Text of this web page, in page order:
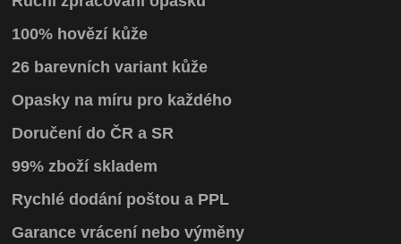
100% hovězí kůže
26 barevních variant kůže
Opasky na míru pro každého
Doručení do ČR a SR
99% zboží skladem
Rychlé dodání poštou a PPL
Garance vrácenínebo výměny